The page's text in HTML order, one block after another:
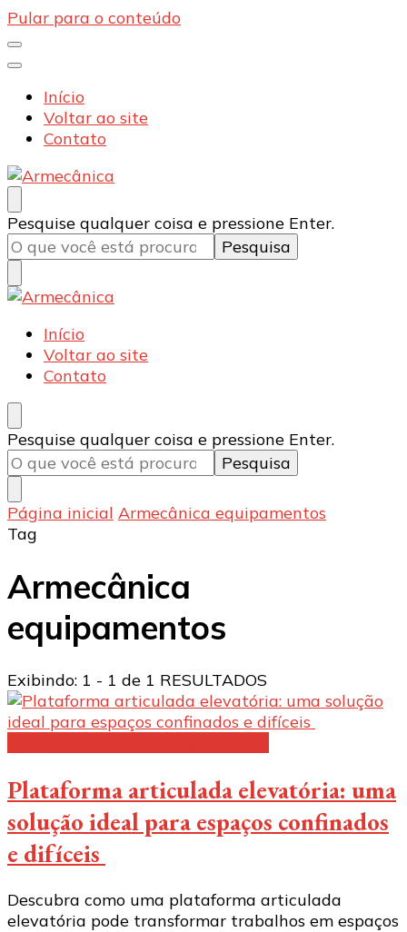
Pular para o conteúdo
Início
Voltar ao site
Contato
Armecânica
Blog
Procurando
algo?
Pesquise qualquer coisa e pressione Enter.
Armecânica
Blog
Início
Voltar ao site
Contato
Procurando
algo?
Pesquise qualquer coisa e pressione Enter.
Página inicial Armecânica equipamentos
Tag
Armecânica
equipamentos
Exibindo: 1 - 1 de 1 RESULTADOS
Plataforma articulada elevatória: uma
solução ideal para espaços confinados
e difíceis
Descubra como uma plataforma articulada
elevatória pode transformar trabalhos em espaços